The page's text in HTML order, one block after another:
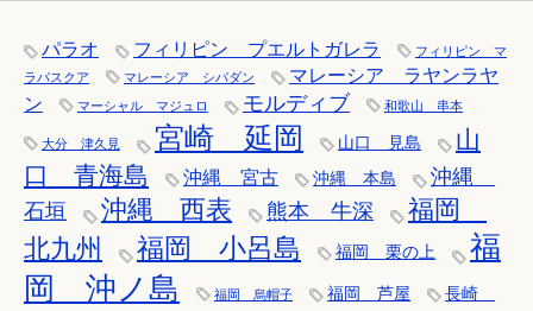
パラオ フィリピン プエルトガレラ
フィリピン マ
ラパスクア
マレーシア シパダン
マレーシア ラヤンラヤ
ン
マーシャル マジュロ モルディブ 和歌山 串本
大分 津久見 宮崎 延岡 山口 見島
山
口 青海島
沖縄 宮古 沖縄 本島
沖縄
石垣
沖縄 西表 熊本 牛深
福岡
北九州
福岡 小呂島 福岡 栗の上
福
岡 沖ノ島
福岡 烏帽子 福岡 芦屋 長崎